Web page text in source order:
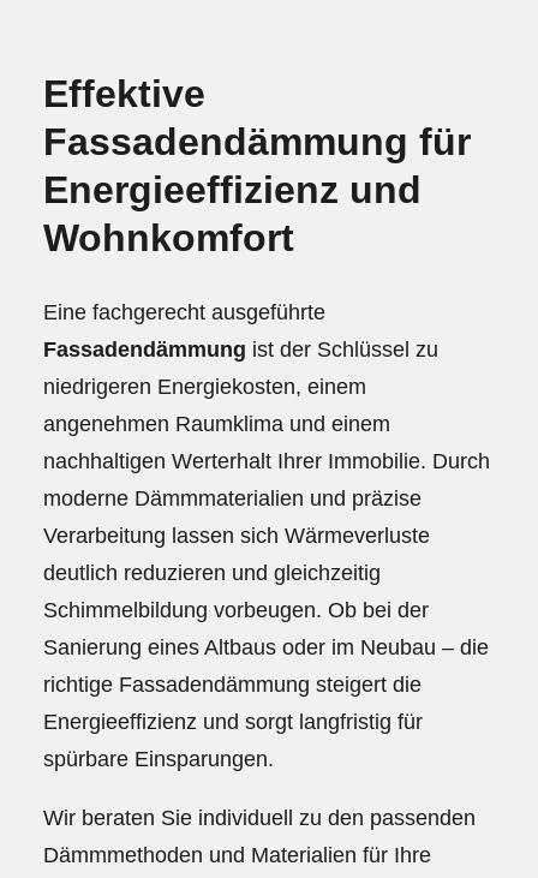
Effektive
Fassadendämmung für
Energieeffizienz und
Wohnkomfort
Eine fachgerecht ausgeführte
Fassadendämmung ist der Schlüssel zu
niedrigeren Energiekosten, einem
angenehmen Raumklima und einem
nachhaltigen Werterhalt Ihrer Immobilie. Durch
moderne Dämmmaterialien und präzise
Verarbeitung lassen sich Wärmeverluste
deutlich reduzieren und gleichzeitig
Schimmelbildung vorbeugen. Ob bei der
Sanierung eines Altbaus oder im Neubau – die
richtige Fassadendämmung steigert die
Energieeffizienz und sorgt langfristig für
spürbare Einsparungen.
Wir beraten Sie individuell zu den passenden
Dämmmethoden und Materialien für Ihre